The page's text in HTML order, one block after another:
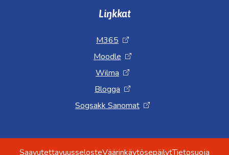
Liŋkkat
M365
Moodle
Wilma
Blogga
Sogsakk Sanomat
SaavutettavuusselosteVäärinkäytösepäilytTietosuoja